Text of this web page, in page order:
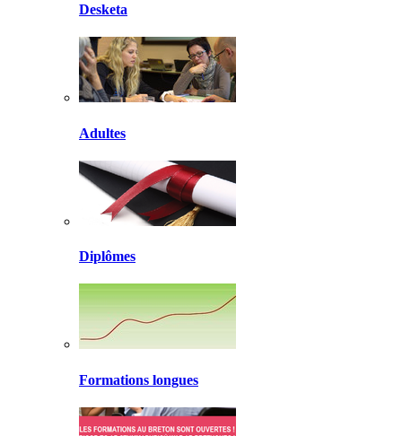
Desketa
Adultes
Diplômes
Formations longues